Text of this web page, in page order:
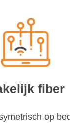
fiber
op